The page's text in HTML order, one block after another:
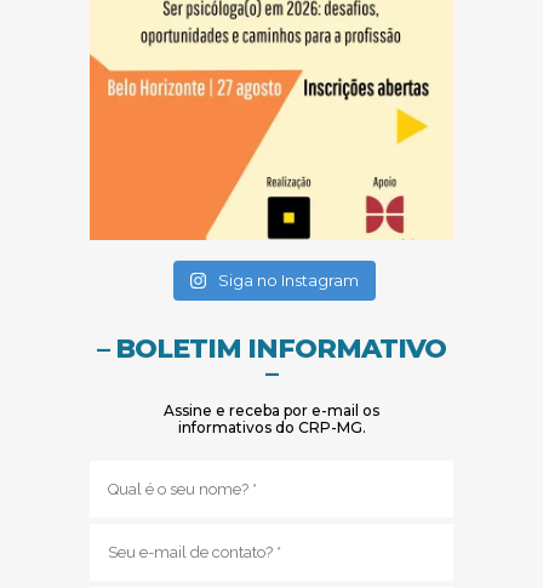
Siga no Instagram
– BOLETIM INFORMATIVO
–
Assine e receba por e-mail os
informativos do CRP-MG.
mail